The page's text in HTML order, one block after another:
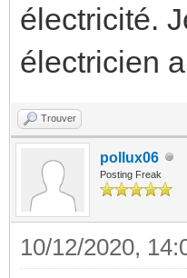
électricité.
électricien
Trouver
pollux06
Posting Freak
10/12/2020,